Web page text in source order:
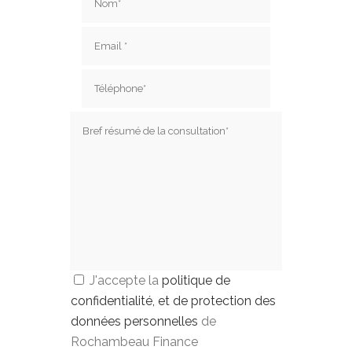
J'accepte la politique de
confidentialité, et de protection des
données personnelles de
Rochambeau Finance